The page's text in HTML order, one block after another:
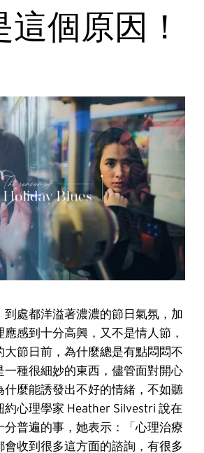
個原因！
到處都洋溢著濃濃的節日氣氛，加
應感到十分高興，又不是情人節，
大節日前，為什麼總是有點悶悶不
一種很細妙的東西，儘管面對開心
什麼能誘發出不好的情緒，不如聽
約心理學家 Heather Silvestri 說在
分普遍的事，她表示：「心理治療
會收到很多這方面的諮詢，有很多